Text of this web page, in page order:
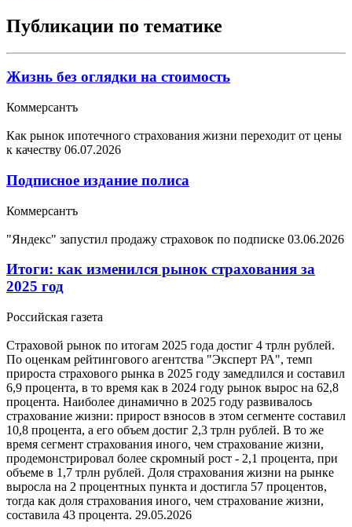
Публикации по тематике
Жизнь без оглядки на стоимость
Коммерсантъ
Как рынок ипотечного страхования жизни переходит от цены
к качеству 06.07.2026
Подписное издание полиса
Коммерсантъ
"Яндекс" запустил продажу страховок по подписке 03.06.2026
Итоги: как изменился рынок страхования за
2025 год
Российская газета
Страховой рынок по итогам 2025 года достиг 4 трлн рублей.
По оценкам рейтингового агентства "Эксперт РА", темп
прироста страхового рынка в 2025 году замедлился и составил
6,9 процента, в то время как в 2024 году рынок вырос на 62,8
процента. Наиболее динамично в 2025 году развивалось
страхование жизни: прирост взносов в этом сегменте составил
10,8 процента, а его объем достиг 2,3 трлн рублей. В то же
время сегмент страхования иного, чем страхование жизни,
продемонстрировал более скромный рост - 2,1 процента, при
объеме в 1,7 трлн рублей. Доля страхования жизни на рынке
выросла на 2 процентных пункта и достигла 57 процентов,
тогда как доля страхования иного, чем страхование жизни,
составила 43 процента. 29.05.2026